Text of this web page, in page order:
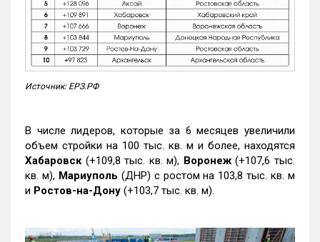
Источник: ЕРЗ.РФ
В числе лидеров, которые за 6 месяцев увеличили
объем стройки на 100 тыс. кв. м и более, находятся
Хабаровск (+109,8 тыс. кв. м), Воронеж(+107,6 тыс.
кв. м), Мариуполь (ДНР) с ростом на 103,8 тыс. кв. м
и Ростов-на-Дону (+103,7 тыс. кв. м).